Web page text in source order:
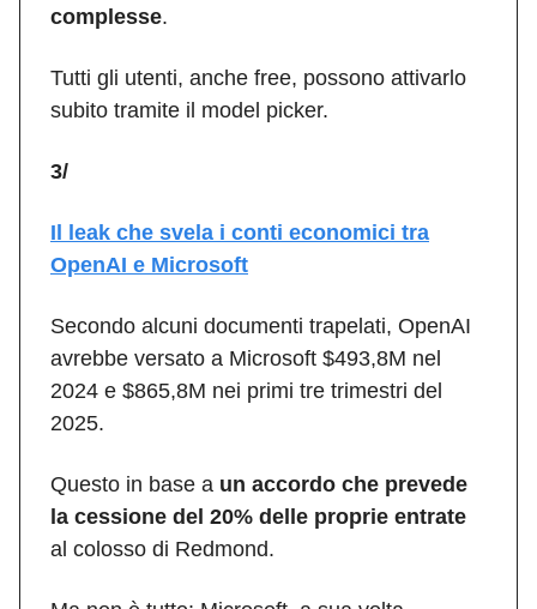
complesse.
Tutti gli utenti, anche free, possono attivarlo
subito tramite il model picker.
3/
Il leak che svela i conti economici tra
OpenAI e Microsoft
Secondo alcuni documenti trapelati, OpenAI
avrebbe versato a Microsoft $493,8M nel
2024 e $865,8M nei primi tre trimestri del
2025.
Questo in base a un accordo che prevede
la cessione del 20% delle proprie entrate
al colosso di Redmond.